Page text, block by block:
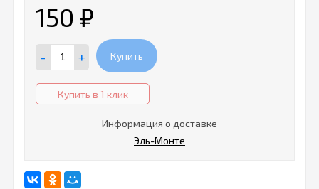
150 ₽
- + Купить
Купить в 1 клик
Информация о доставке
Эль-Монте